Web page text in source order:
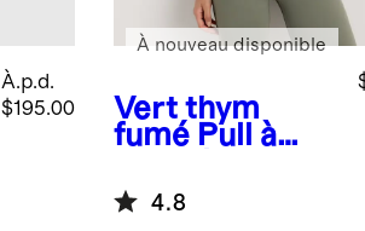
À.p.d.
$195.00
Vert thym
fumé Pull à
molleton
SuperSoft à
À nouveau disponible
4.8